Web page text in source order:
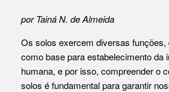
por Tainá N. de Almeida
Os solos exercem diversas funções,
como base para estabelecimento da
humana, e por isso, compreender o
solos é fundamental para garantir